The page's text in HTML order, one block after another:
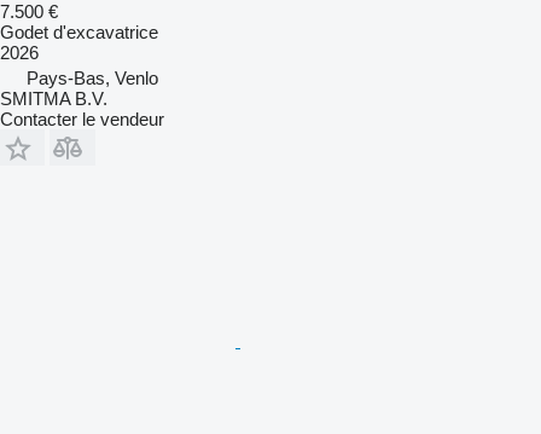
7.500 €
Godet d'excavatrice
2026
Pays-Bas, Venlo
SMITMA B.V.
Contacter le vendeur